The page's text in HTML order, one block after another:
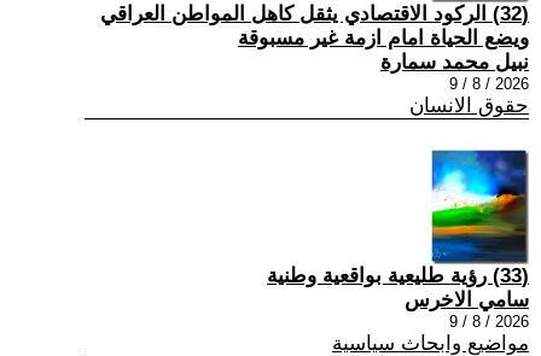
(32) الركود الاقتصادي يثقل كاهل المواطن العراقي
ويضع الحياة امام ازمة غير مسبوقة
نبيل محمد سمارة
2026 / 8 / 9
حقوق الانسان
(33) رؤية طليعية بواقعية وطنية
سامي الاخرس
2026 / 8 / 9
مواضيع وابحاث سياسية